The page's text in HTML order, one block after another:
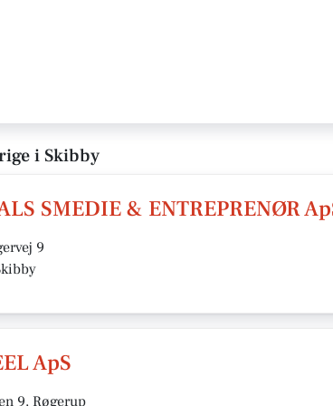
i Skibby
SMEDIE & ENTREPRENØR
9
ApS
9, Røgerup